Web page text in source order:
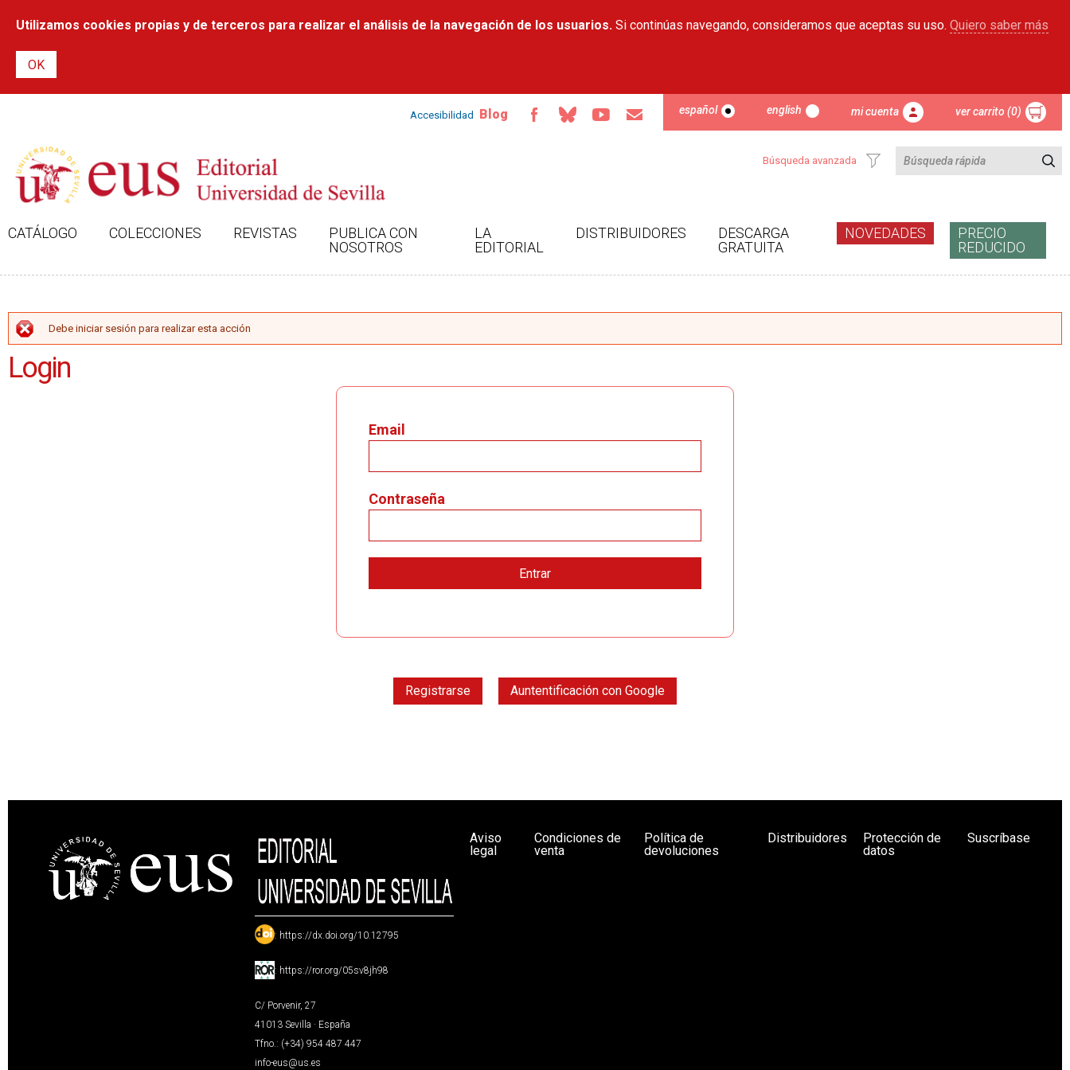
contenido
Utilizamos cookies propias y de terceros para realizar el análisis de la navegación de los usuarios. Si continúas navegando, consideramos que aceptas su uso. Quiero saber más
Accesibilidad Blog español english mi cuenta ver carrito (0)
Búsqueda avanzada
CATÁLOGO COLECCIONES REVISTAS
PUBLICA CON
NOSOTROS
LA
EDITORIAL
DISTRIBUIDORES
DESCARGA
GRATUITA
NOVEDADES
PRECIO
REDUCIDO
MENSAJE DE ERROR
Debe iniciar sesión para realizar esta acción
Login
Email
Contraseña
Registrarse Auntentificación con Google
: https://dx.doi.org/10.12795
: https://ror.org/05sv8jh98
C/ Porvenir, 27
41013 Sevilla · España
Tfno.: (+34) 954 487 447
info-eus@us.es
Aviso
legal
Condiciones de
venta
Política de
devoluciones
Distribuidores
Protección de
datos
Suscríbase